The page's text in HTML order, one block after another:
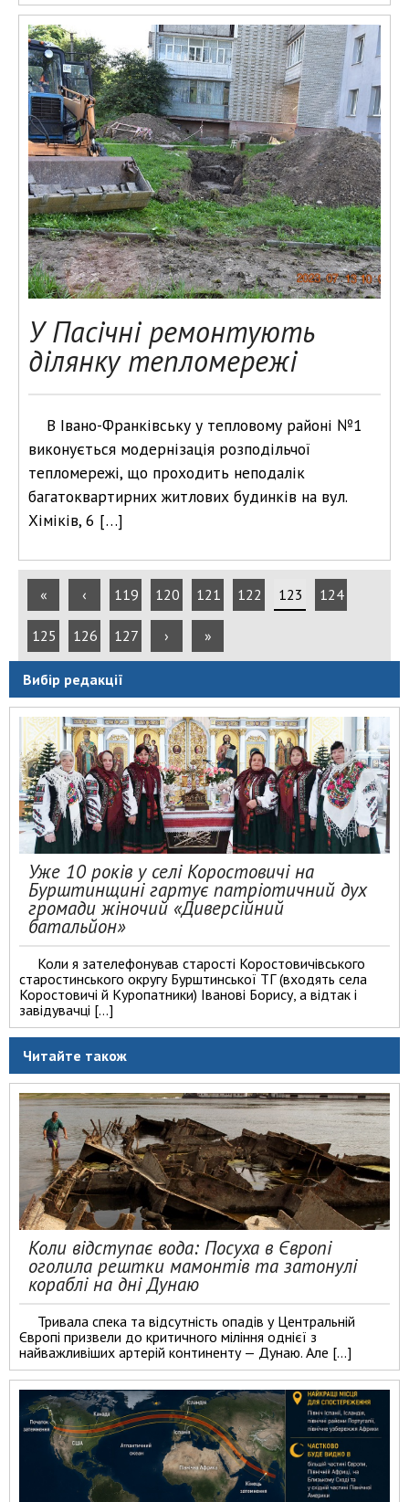
У Пасічні ремонтують
ділянку тепломережі
В Івано-Франківську у тепловому районі №1
виконується модернізація розподільчої
тепломережі, що проходить неподалік
багатоквартирних житлових будинків на вул.
Хіміків, 6 […]
« ‹ 119 120 121 122 123 124
125 126 127 › »
Вибір редакції
Уже 10 років у селі Коростовичі на
Бурштинщині гартує патріотичний дух
громади жіночий «Диверсійний
батальйон»
Коли я зателефонував старості Коростовичівського
старостинського округу Бурштинської ТГ (входять села
Коростовичі й Куропатники) Іванові Борису, а відтак і
завідувачці […]
Читайте також
Коли відступає вода: Посуха в Європі
оголила рештки мамонтів та затонулі
кораблі на дні Дунаю
Тривала спека та відсутність опадів у Центральній
Європі призвели до критичного міління однієї з
найважливіших артерій континенту — Дунаю. Але […]